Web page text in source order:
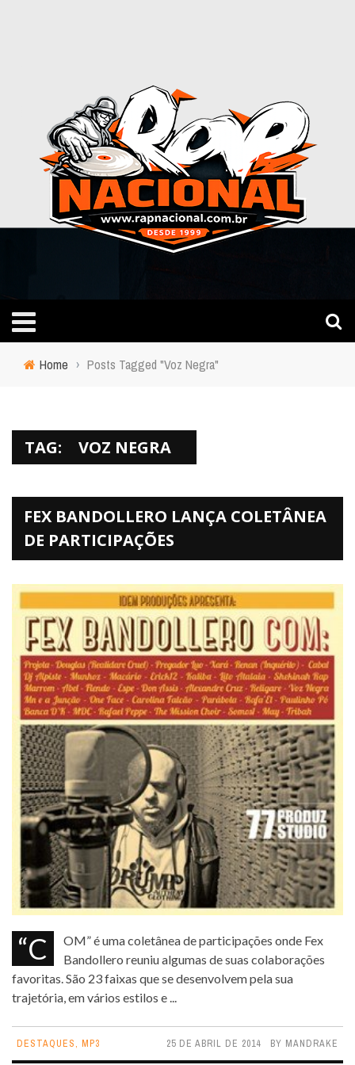
Home › Posts Tagged "Voz Negra"
TAG: VOZ NEGRA
FEX BANDOLLERO LANÇA COLETÂNEA
DE PARTICIPAÇÕES
“COM” é uma coletânea de participações onde Fex
Bandollero reuniu algumas de suas colaborações
favoritas. São 23 faixas que se desenvolvem pela sua
trajetória, em vários estilos e ...
DESTAQUES, MP3 25 DE ABRIL DE 2014 BY MANDRAKE